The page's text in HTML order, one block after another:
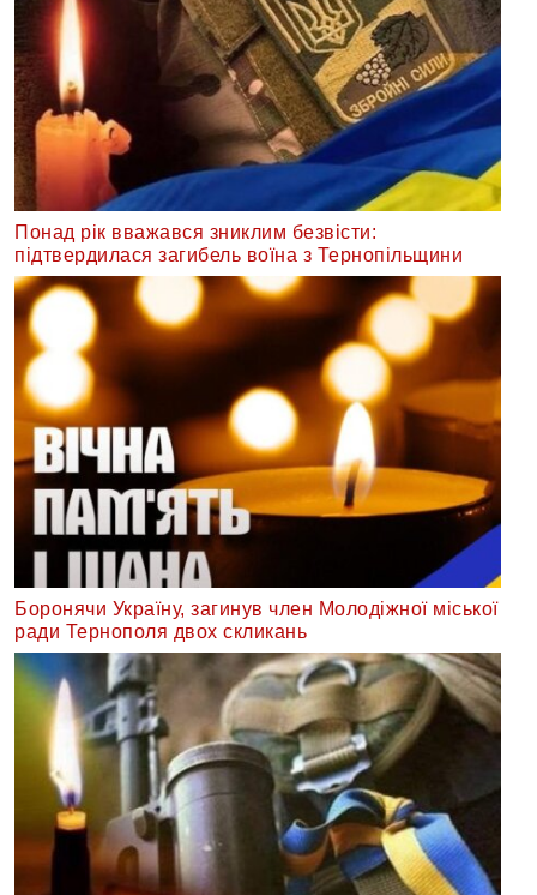
Понад рік вважався зниклим безвісти:
підтвердилася загибель воїна з Тернопільщини
Боронячи Україну, загинув член Молодіжної міської
ради Тернополя двох скликань